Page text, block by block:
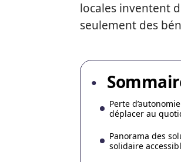
locales inventent
seulement des
Perte
déplacer au
Panorama des
solidaire